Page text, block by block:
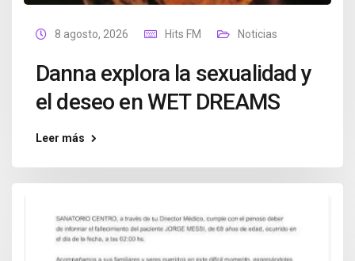
8 agosto, 2026 Hits FM Noticias
Danna explora la sexualidad y
el deseo en WET DREAMS
Leer más